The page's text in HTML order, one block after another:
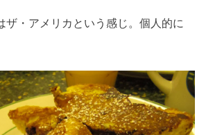
ザ・アメリカという感じ。個人的に